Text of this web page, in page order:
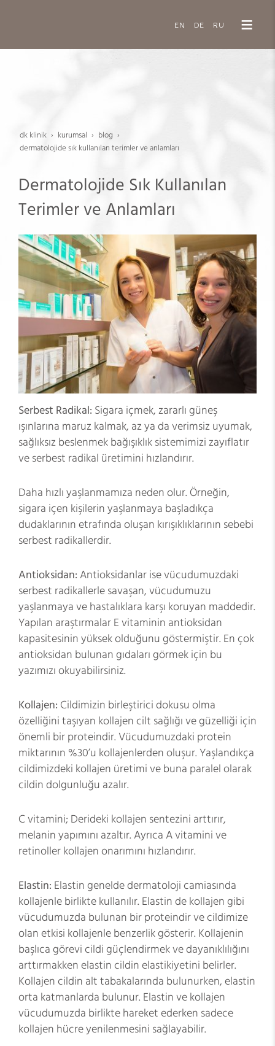
EN DE RU
dk klinik kurumsal
blog
dermatolojide sık kullanılan terimler ve anlamları
Dermatolojide Sık Kullanılan
Terimler ve Anlamları
Serbest Radikal: Sigara içmek, zararlı güneş
ışınlarına maruz kalmak, az ya da verimsiz uyumak,
sağlıksız beslenmek bağışıklık sistemimizi zayıflatır
ve serbest radikal üretimini hızlandırır.
Daha hızlı yaşlanmamıza neden olur. Örneğin,
sigara içen kişilerin yaşlanmaya başladıkça
dudaklarının etrafında oluşan kırışıklıklarının sebebi
serbest radikallerdir.
Antioksidan: Antioksidanlar ise vücudumuzdaki
serbest radikallerle savaşan, vücudumuzu
yaşlanmaya ve hastalıklara karşı koruyan maddedir.
Yapılan araştırmalar E vitaminin antioksidan
kapasitesinin yüksek olduğunu göstermiştir. En çok
antioksidan bulunan gıdaları görmek için bu
yazımızı okuyabilirsiniz.
Kollajen: Cildimizin birleştirici dokusu olma
özelliğini taşıyan kollajen cilt sağlığı ve güzelliği için
önemli bir proteindir. Vücudumuzdaki protein
miktarının %30’u kollajenlerden oluşur. Yaşlandıkça
cildimizdeki kollajen üretimi ve buna paralel olarak
cildin dolgunluğu azalır.
C vitamini; Derideki kollajen sentezini arttırır,
melanin yapımını azaltır. Ayrıca A vitamini ve
retinoller kollajen onarımını hızlandırır.
Elastin: Elastin genelde dermatoloji camiasında
kollajenle birlikte kullanılır. Elastin de kollajen gibi
vücudumuzda bulunan bir proteindir ve cildimize
olan etkisi kollajenle benzerlik gösterir. Kollajenin
başlıca görevi cildi güçlendirmek ve dayanıklılığını
arttırmakken elastin cildin elastikiyetini belirler.
Kollajen cildin alt tabakalarında bulunurken, elastin
orta katmanlarda bulunur. Elastin ve kollajen
vücudumuzda birlikte hareket ederken sadece
kollajen hücre yenilenmesini sağlayabilir.